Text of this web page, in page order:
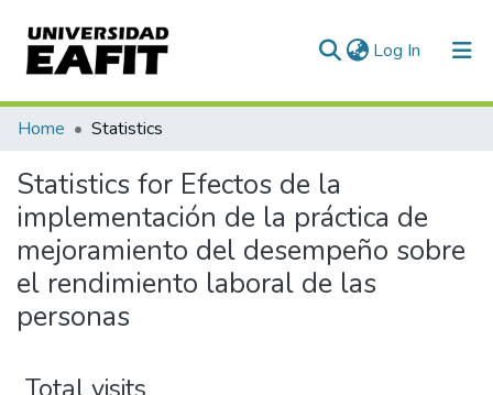
Log In (current)
Communities & Collections
All of DSpace
Home Statistics
Statistics for Efectos de la
implementación de la práctica de
mejoramiento del desempeño sobre
el rendimiento laboral de las
personas